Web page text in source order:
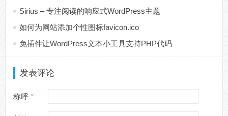
Sirius – 专注阅读的响应式WordPress主题
如何为网站添加个性图标favicon.ico
免插件让WordPress文本小工具支持PHP代码
发表评论
称呼